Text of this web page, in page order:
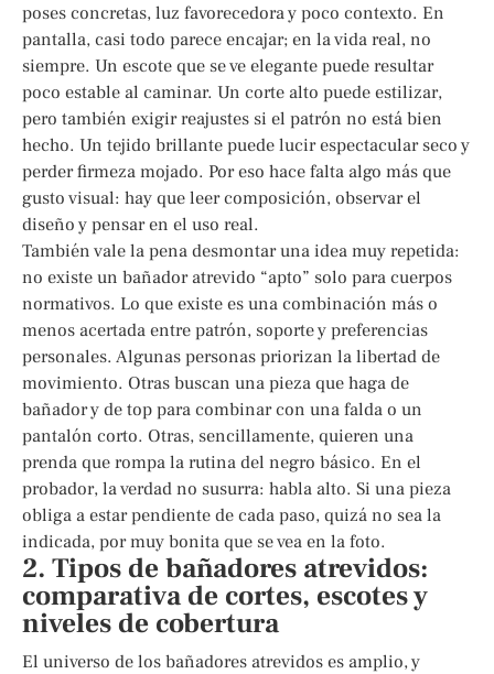
poses concretas, luz favorecedora y poco contexto. En
pantalla, casi todo parece encajar; en la vida real, no
siempre. Un escote que se ve elegante puede resultar
poco estable al caminar. Un corte alto puede estilizar,
pero también exigir reajustes si el patrón no está bien
hecho. Un tejido brillante puede lucir espectacular seco y
perder firmeza mojado. Por eso hace falta algo más que
gusto visual: hay que leer composición, observar el
diseño y pensar en el uso real.
También vale la pena desmontar una idea muy repetida:
no existe un bañador atrevido “apto” solo para cuerpos
normativos. Lo que existe es una combinación más o
menos acertada entre patrón, soporte y preferencias
personales. Algunas personas priorizan la libertad de
movimiento. Otras buscan una pieza que haga de
bañador y de top para combinar con una falda o un
pantalón corto. Otras, sencillamente, quieren una
prenda que rompa la rutina del negro básico. En el
probador, la verdad no susurra: habla alto. Si una pieza
obliga a estar pendiente de cada paso, quizá no sea la
indicada, por muy bonita que se vea en la foto.
2. Tipos de bañadores atrevidos:
comparativa de cortes, escotes y
niveles de cobertura
El universo de los bañadores atrevidos es amplio, y